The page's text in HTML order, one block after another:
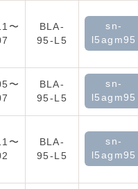
〜
BLA-
95-L5
sn-
l5agm95
〜
BLA-
95-L5
sn-
l5agm95
〜
BLA-
95-L5
sn-
l5agm95